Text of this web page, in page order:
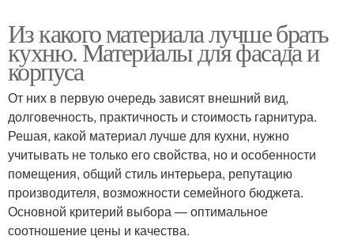
Из какого материала лучше брать
кухню. Материалы для фасада и
корпуса
От них в первую очередь зависят внешний вид,
долговечность, практичность и стоимость гарнитура.
Решая, какой материал лучше для кухни, нужно
учитывать не только его свойства, но и особенности
помещения, общий стиль интерьера, репутацию
производителя, возможности семейного бюджета.
Основной критерий выбора — оптимальное
соотношение цены и качества.